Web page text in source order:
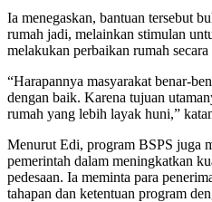
Ia menegaskan, bantuan tersebut
rumah jadi, melainkan stimulan
melakukan perbaikan rumah secara
“Harapannya masyarakat benar-
dengan baik. Karena tujuan
rumah yang lebih layak huni,”
Menurut Edi, program BSPS juga
pemerintah dalam meningkatkan
pedesaan. Ia meminta para
tahapan dan ketentuan program